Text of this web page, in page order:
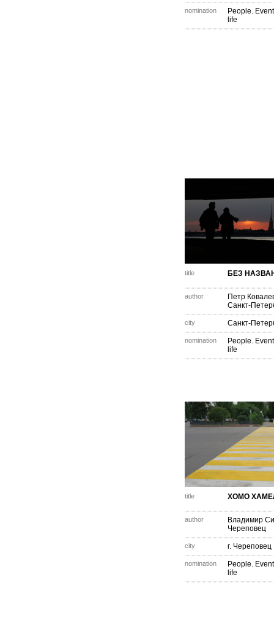
nomination
People.
life
title БЕЗ
author
Петр
Санкт-
city Санкт-
nomination
People.
life
title ХОМО
author
Владимир
Череповец
city г. Череповец
nomination
People.
life